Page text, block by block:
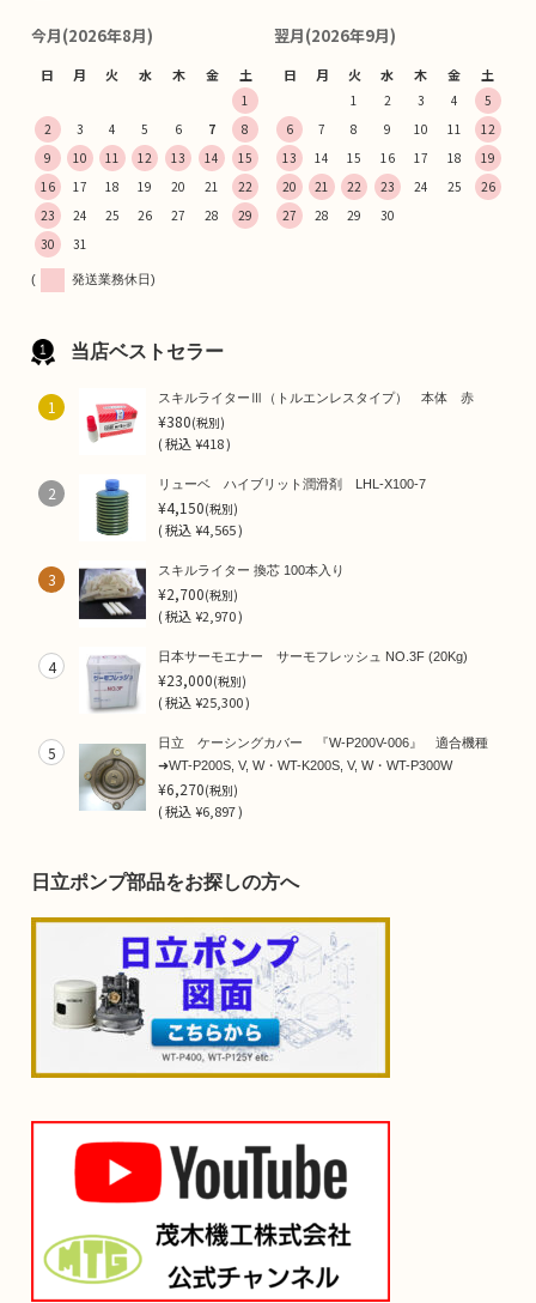
今月(2026年8月)
日 月 火 水 木 金 土
1
2
3 4 5 6 7
8
9
10 11 12 13 14
15
16
17 18 19 20 21
22
23
24 25 26 27 28
29
30
31
翌月(2026年9月)
日 月 火 水 木 金 土
1 2 3 4
5
6
7 8 9 10 11
12
13
14 15 16 17 18
19
20
21 22 23 24 25
26
27
28 29 30
( 発送業務休日)
当店ベストセラー
1 スキルライターⅢ（トルエンレスタイプ） 本体 赤
¥380(税別)
(税込¥418 )
2 リューベ ハイブリット潤滑剤 LHL-X100-7
¥4,150(税別)
(税込¥4,565 )
3 スキルライター 換芯 100本入り
¥2,700(税別)
(税込¥2,970 )
4 日本サーモエナー サーモフレッシュ NO.3F (20Kg)
¥23,000(税別)
(税込¥25,300 )
5
日立 ケーシングカバー 『W-P200V-006』 適合機種
➜WT-P200S, V, W・WT-K200S, V, W・WT-P300W
¥6,270(税別)
(税込¥6,897 )
日立ポンプ部品をお探しの方へ